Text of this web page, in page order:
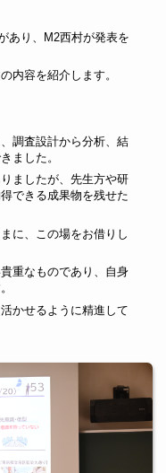
あり、M2西村が発表を
内容を紹介します。
調査設計から分析、結
ました。
ましたが、先生方や研
できる成果物を残せた
に、この場をお借りし
重なものであり、自身
かせるように精進して